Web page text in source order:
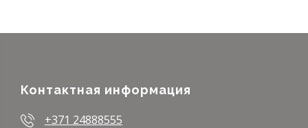
Контактная информация
+371 24888555